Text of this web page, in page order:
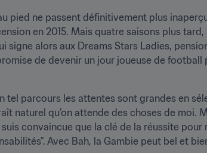
pied ne passent définitivement plus
en 2015. Mais quatre saisons plus
signe alors aux Dreams Stars Ladies,
de devenir un jour joueuse de football
tel parcours les attentes sont grandes en
naturel qu’on attende des choses de moi.
convaincue que la clé de la réussite
Avec Bah, la Gambie peut bel et